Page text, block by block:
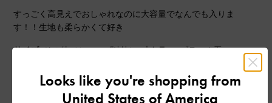
すっごく高見えでおしゃれなのに大容量でなんでも入りま
す！！生地も柔らかくて好き
サイズ: その他（シューズ以外） |カラー: ブラック系
とても良かった
Looks like you're shopping from
United States of America